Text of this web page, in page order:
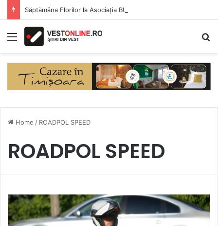
Săptămâna Florilor la Asociația BUNETI
Menu
Home / ROADPOL SPEED
ROADPOL SPEED